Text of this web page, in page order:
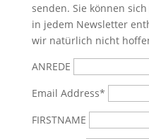
senden. Sie können
in jedem Newsletter
wir natürlich nicht
ANREDE
Email Address*
FIRSTNAME